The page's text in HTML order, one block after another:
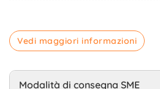
Vedi maggiori informazioni
Modalità di consegna SME